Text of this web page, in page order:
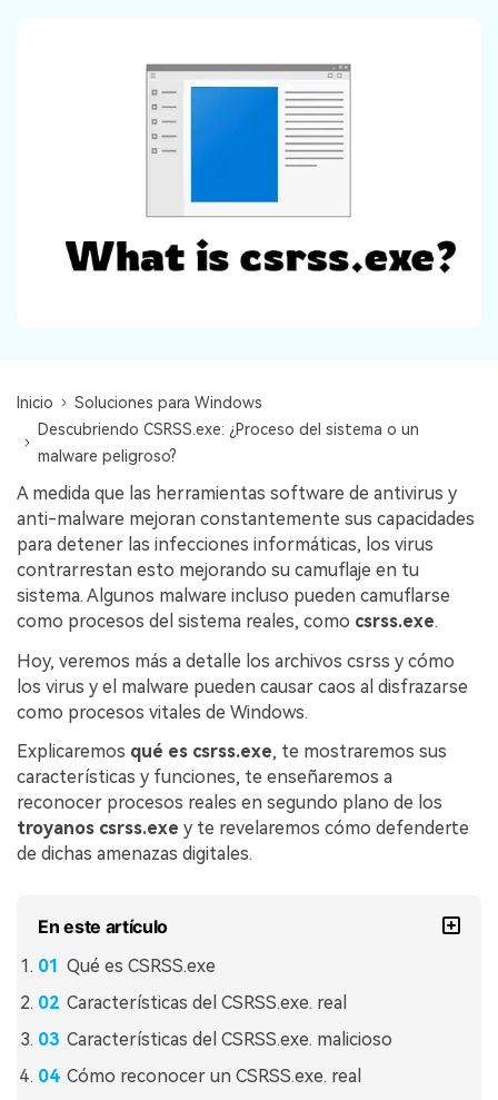
Recoverit Gratis
Recupera datos perdidos/eliminados gratis
Pruébalo Gratis
Otros Productos
Inicio
Soluciones para Windows
Descubriendo CSRSS.exe: ¿Proceso del sistema o un
malware peligroso?
A medida que las herramientas software de antivirus y
anti-malware mejoran constantemente sus capacidades
para detener las infecciones informáticas, los virus
contrarrestan esto mejorando su camuflaje en tu
sistema. Algunos malware incluso pueden camuflarse
como procesos del sistema reales, como csrss.exe.
Hoy, veremos más a detalle los archivos csrss y cómo
los virus y el malware pueden causar caos al disfrazarse
como procesos vitales de Windows.
Explicaremos qué es csrss.exe, te mostraremos sus
características y funciones, te enseñaremos a
reconocer procesos reales en segundo plano de los
troyanos csrss.exe y te revelaremos cómo defenderte
de dichas amenazas digitales.
En este artículo
Qué es CSRSS.exe
Características del CSRSS.exe. real
Características del CSRSS.exe. malicioso
Cómo reconocer un CSRSS.exe. real